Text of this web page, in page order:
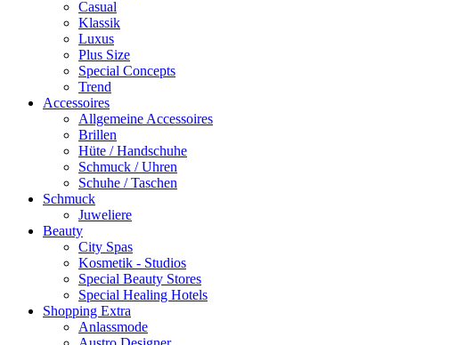
Casual
Klassik
Luxus
Plus Size
Special Concepts
Trend
Accessoires
Allgemeine Accessoires
Brillen
Hüte / Handschuhe
Schmuck / Uhren
Schuhe / Taschen
Schmuck
Juweliere
Beauty
City Spas
Kosmetik - Studios
Special Beauty Stores
Special Healing Hotels
Shopping Extra
Anlassmode